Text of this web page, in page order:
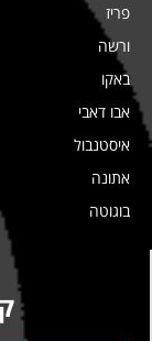
פריז
ורשה
באקו
אבו דאבי
איסטנבול
אתונה
בוגוטה